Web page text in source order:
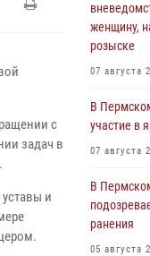
с
задач в
и
женщину,
розыске
07 августа
В
участие в
07 августа
В
ранения
05 августа